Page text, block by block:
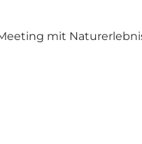
mit